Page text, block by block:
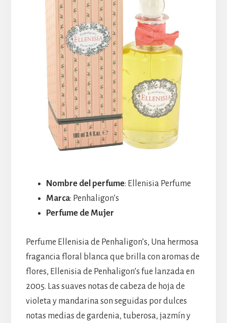
Nombre del perfume: Ellenisia Perfume
Marca: Penhaligon’s
Perfume de Mujer
Perfume Ellenisia de Penhaligon’s, Una hermosa
fragancia floral blanca que brilla con aromas de
flores, Ellenisia de Penhaligon’s fue lanzada en
2005. Las suaves notas de cabeza de hoja de
violeta y mandarina son seguidas por dulces
notas medias de gardenia, tuberosa, jazmín y